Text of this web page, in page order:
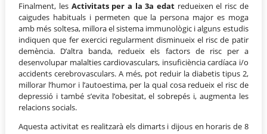
Finalment, les Activitats per a la 3a edat redueixen el risc de
caigudes habituals i permeten que la persona major es moga
amb més soltesa, millora el sistema immunològic i alguns estudis
indiquen que fer exercici regularment disminueix el risc de patir
demència. D’altra banda, redueix els factors de risc per a
desenvolupar malalties cardiovasculars, insuficiència cardíaca i/o
accidents cerebrovasculars. A més, pot reduir la diabetis tipus 2,
millorar l’humor i l’autoestima, per la qual cosa redueix el risc de
depressió i també s’evita l’obesitat, el sobrepés i, augmenta les
relacions socials.
Aquesta activitat es realitzarà els dimarts i dijous en horaris de 8